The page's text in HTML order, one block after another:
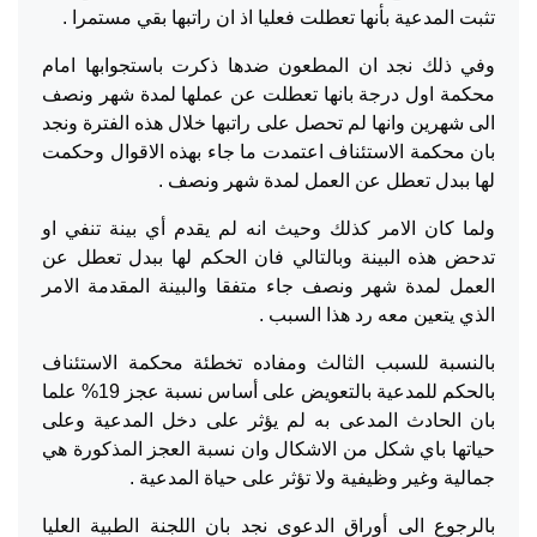
تثبت المدعية بأنها تعطلت فعليا اذ ان راتبها بقي مستمرا .
وفي ذلك نجد ان المطعون ضدها ذكرت باستجوابها امام
محكمة اول درجة بانها تعطلت عن عملها لمدة شهر ونصف
الى شهرين وانها لم تحصل على راتبها خلال هذه الفترة ونجد
بان محكمة الاستئناف اعتمدت ما جاء بهذه الاقوال وحكمت
لها ببدل تعطل عن العمل لمدة شهر ونصف .
ولما كان الامر كذلك وحيث انه لم يقدم أي بينة تنفي او
تدحض هذه البينة وبالتالي فان الحكم لها ببدل تعطل عن
العمل لمدة شهر ونصف جاء متفقا والبينة المقدمة الامر
الذي يتعين معه رد هذا السبب .
بالنسبة للسبب الثالث ومفاده تخطئة محكمة الاستئناف
بالحكم للمدعية بالتعويض على أساس نسبة عجز 19% علما
بان الحادث المدعى به لم يؤثر على دخل المدعية وعلى
حياتها باي شكل من الاشكال وان نسبة العجز المذكورة هي
جمالية وغير وظيفية ولا تؤثر على حياة المدعية .
بالرجوع الى أوراق الدعوى نجد بان اللجنة الطبية العليا